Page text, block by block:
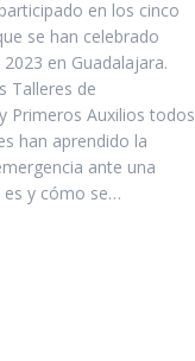
en los cinco
se han celebrado
en Guadalajara.
Talleres de
Primeros Auxilios todos
han aprendido la
ante una
es y cómo se…